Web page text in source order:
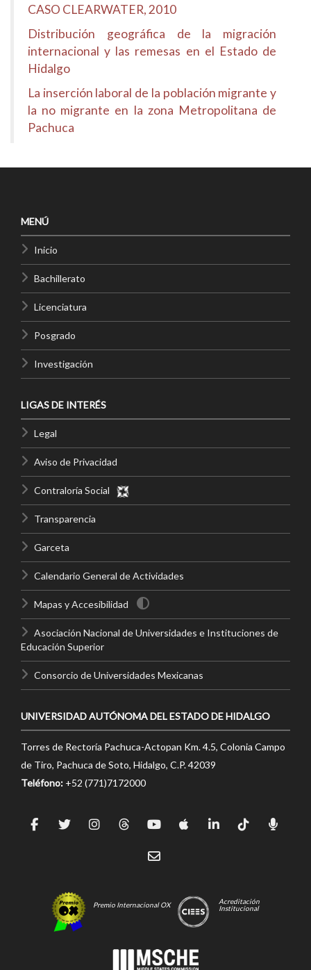
CASO CLEARWATER, 2010
Distribución geográfica de la migración
internacional y las remesas en el Estado de
Hidalgo
La inserción laboral de la población migrante y
la no migrante en la zona Metropolitana de
Pachuca
MENÚ
Inicio
Bachillerato
Licenciatura
Posgrado
Investigación
LIGAS DE INTERÉS
Legal
Aviso de Privacidad
Contraloría Social
Transparencia
Garceta
Calendario General de Actividades
Mapas y Accesibilidad
Asociación Nacional de Universidades e Instituciones de
Educación Superior
Consorcio de Universidades Mexicanas
UNIVERSIDAD AUTÓNOMA DEL ESTADO DE HIDALGO
Torres de Rectoría Pachuca-Actopan Km. 4.5, Colonia Campo
de Tiro, Pachuca de Soto, Hidalgo, C.P. 42039
Teléfono: +52 (771)7172000
Premio Internacional OX
Acreditación
Institucional